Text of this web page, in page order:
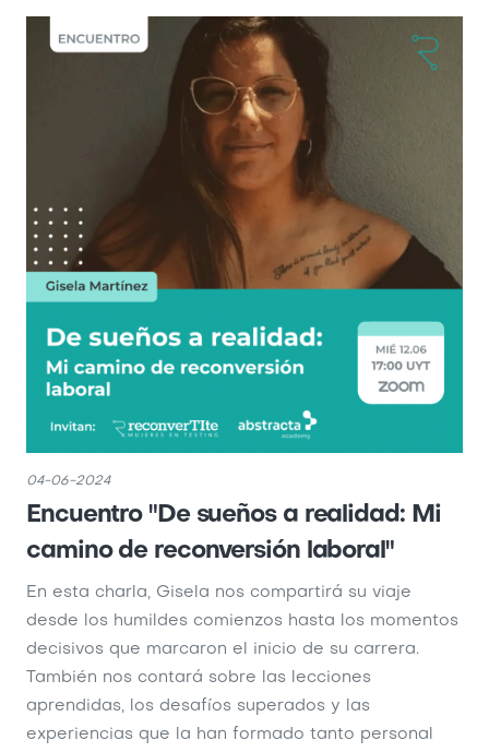
04-06-2024
Encuentro "De sueños a realidad: Mi
camino de reconversión laboral"
En esta charla, Gisela nos compartirá su viaje
desde los humildes comienzos hasta los momentos
decisivos que marcaron el inicio de su carrera.
También nos contará sobre las lecciones
aprendidas, los desafíos superados y las
experiencias que la han formado tanto personal